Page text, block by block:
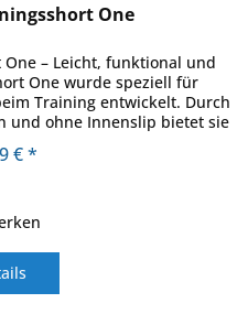
One
– Leicht, funktional und
One wurde speziell für
Training entwickelt. Durch
und ohne Innenslip bietet sie
€ *